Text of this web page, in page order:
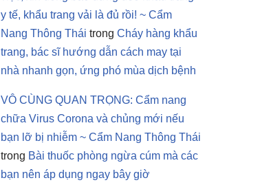
y tế, khẩu trang vải là đủ rồi! ~ Cẩm
Nang Thông Thái trong Cháy hàng khẩu
trang, bác sĩ hướng dẫn cách may tại
nhà nhanh gọn, ứng phó mùa dịch bệnh
VÔ CÙNG QUAN TRỌNG: Cẩm nang
chữa Virus Corona và chủng mới nếu
bạn lỡ bị nhiễm ~ Cẩm Nang Thông Thái
trong Bài thuốc phòng ngừa cúm mà các
bạn nên áp dụng ngay bây giờ